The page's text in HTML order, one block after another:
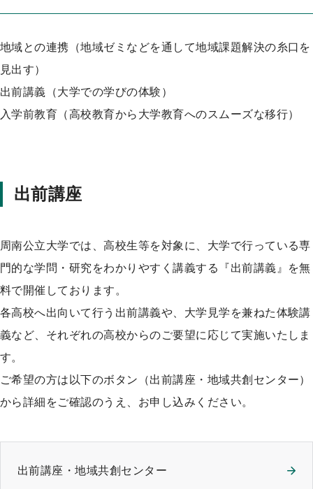
地域との連携（地域ゼミなどを通して地域課題解決の糸口を
見出す）
出前講義（大学での学びの体験）
入学前教育（高校教育から大学教育へのスムーズな移行）
出前講座
周南公立大学では、高校生等を対象に、大学で行っている専
門的な学問・研究をわかりやすく講義する『出前講義』を無
料で開催しております。
各高校へ出向いて行う出前講義や、大学見学を兼ねた体験講
義など、それぞれの高校からのご要望に応じて実施いたしま
す。
ご希望の方は以下のボタン（出前講座・地域共創センター）
から詳細をご確認のうえ、お申し込みください。
出前講座・地域共創センター